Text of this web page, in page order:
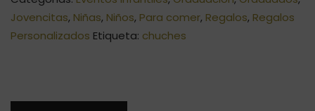
Jovencitas, Niñas, Niños, Para comer, Regalos, Regalos
Personalizados Etiqueta: chuches